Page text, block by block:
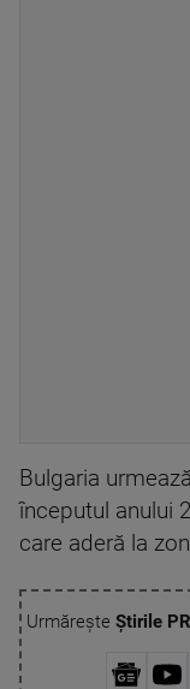
Bulgaria
începutul anului
care aderă la
Urmărește Știrile